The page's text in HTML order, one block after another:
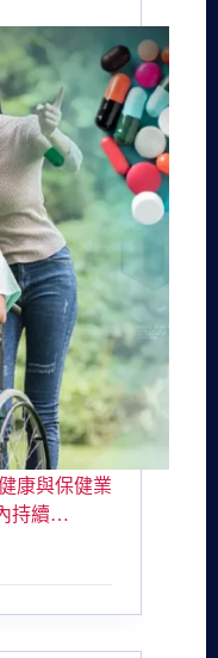
康與保健業
持續…